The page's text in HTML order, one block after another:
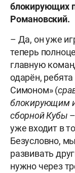
блокирующих
Романовский.
– Да, он уже
теперь
главную
одарён,
Симоном» (
блокирующим
сборной Кубы –
уже входит в
Безусловно,
развивать
нужно через